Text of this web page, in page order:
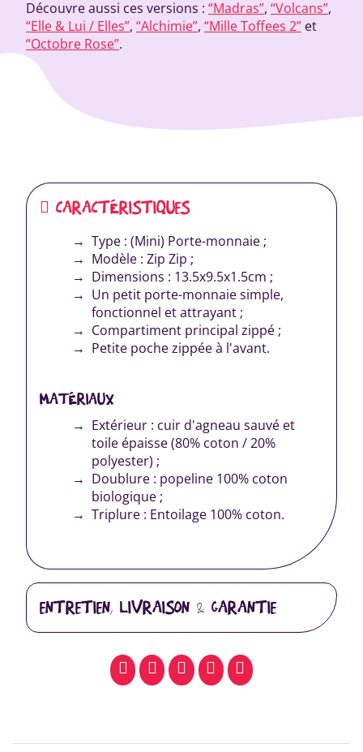
Découvre aussi ces versions : “Madras”, “Volcans”,
“Elle & Lui / Elles”, “Alchimie”, “Mille Toffees 2” et
“Octobre Rose”.
CARACTÉRISTIQUES
Type : (Mini) Porte-monnaie ;
Modèle : Zip Zip ;
Dimensions : 13.5x9.5x1.5cm ;
Un petit porte-monnaie simple,
fonctionnel et attrayant ;
Compartiment principal zippé ;
Petite poche zippée à l'avant.
MATÉRIAUX
Extérieur : cuir d'agneau sauvé et
toile épaisse (80% coton / 20%
polyester) ;
Doublure : popeline 100% coton
biologique ;
Triplure : Entoilage 100% coton.
ENTRETIEN, LIVRAISON & GARANTIE
facebookpinterestwhatsapp
SMS email